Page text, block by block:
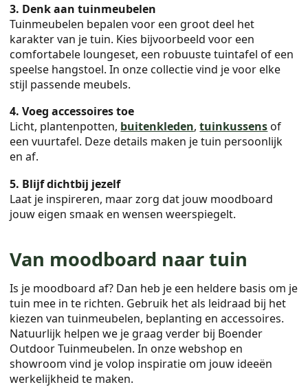
3. Denk aan tuinmeubelen
Tuinmeubelen bepalen voor een groot deel het
karakter van je tuin. Kies bijvoorbeeld voor een
comfortabele loungeset, een robuuste tuintafel of een
speelse hangstoel. In onze collectie vind je voor elke
stijl passende meubels.
4. Voeg accessoires toe
Licht, plantenpotten, buitenkleden,tuinkussensof
een vuurtafel. Deze details maken je tuin persoonlijk
en af.
5. Blijf dichtbij jezelf
Laat je inspireren, maar zorg dat jouw moodboard
jouw eigen smaak en wensen weerspiegelt.
Van moodboard naar tuin
Is je moodboard af? Dan heb je een heldere basis om je
tuin mee in te richten. Gebruik het als leidraad bij het
kiezen van tuinmeubelen, beplanting en accessoires.
Natuurlijk helpen we je graag verder bij Boender
Outdoor Tuinmeubelen. In onze webshop en
showroom vind je volop inspiratie om jouw ideeën
werkelijkheid te maken.